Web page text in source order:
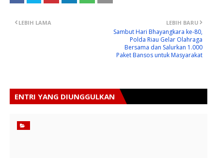
LEBIH BARU
Sambut Hari Bhayangkara ke-80,
Polda Riau Gelar Olahraga
Bersama dan Salurkan 1.000
Paket Bansos untuk Masyarakat
LEBIH LAMA
ENTRI YANG DIUNGGULKAN